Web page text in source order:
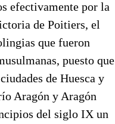
efectivamente por la
de Poitiers, el
que fueron
puesto que
de Huesca y
Aragón y Aragón
del siglo IX un